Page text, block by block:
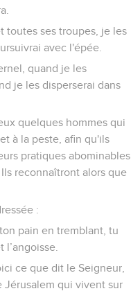
toutes ses troupes, je les
avec l'épée.
quand je les
je les disperserai dans
quelques hommes qui
à la peste, afin qu'ils
pratiques abominables
reconnaîtront alors que
:
pain en tremblant, tu
ce que dit le Seigneur,
Jérusalem qui vivent sur